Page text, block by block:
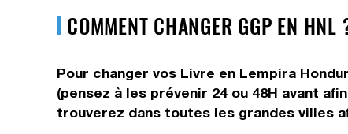
COMMENT CHANGER GGP EN
Pour changer vos Livre en Lempira
(pensez à les prévenir 24 ou 48H avant
trouverez dans toutes les grandes villes